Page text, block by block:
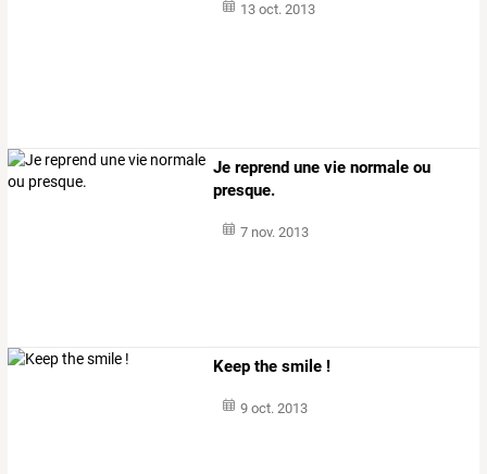
13 oct. 2013
Je reprend une vie normale ou
presque.
7 nov. 2013
Keep the smile !
9 oct. 2013